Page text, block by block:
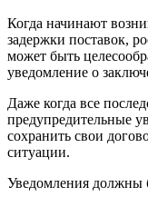
Когда начинают
задержки поставок,
может быть
уведомление о
Даже когда все
предупредительные
сохранить свои
ситуации.
Уведомления должны